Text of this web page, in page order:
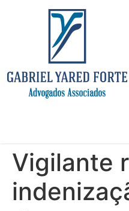
Vigilante